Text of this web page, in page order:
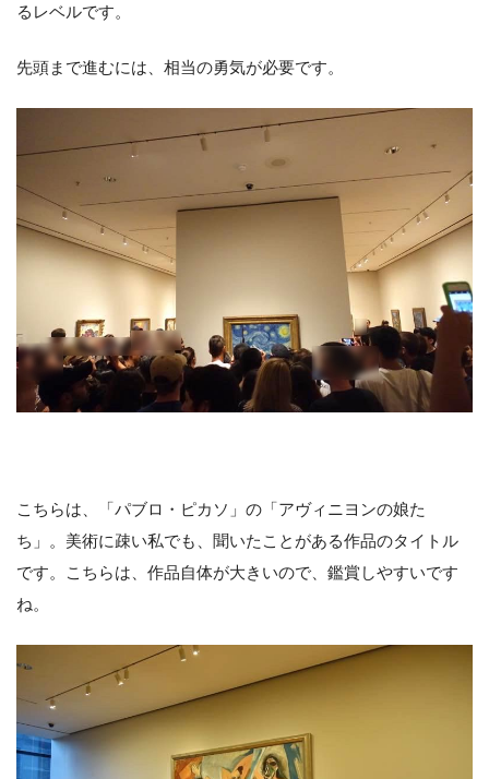
るレベルです。
先頭まで進むには、相当の勇気が必要です。
こちらは、「パブロ・ピカソ」の「アヴィニヨンの娘た
ち」。美術に疎い私でも、聞いたことがある作品のタイトル
です。こちらは、作品自体が大きいので、鑑賞しやすいです
ね。